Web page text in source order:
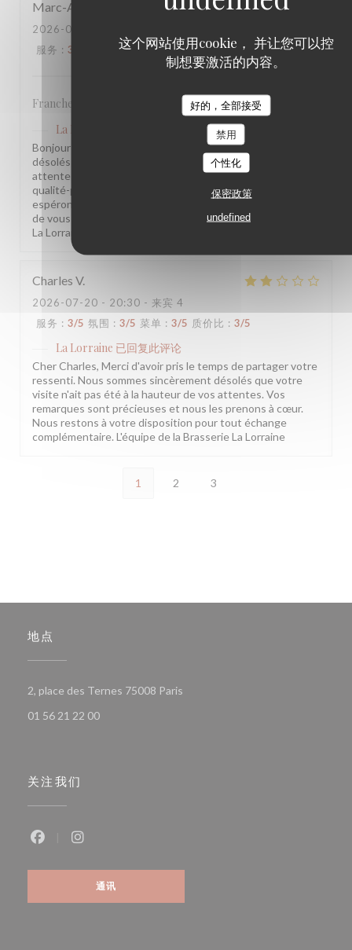
这个网站使用cookie， 并让您可以控
制想要激活的内容。
好的，全部接受
禁用
个性化
保密政策
undefined
Marc-Antoine
2026-07-21
服务 : 3 2/5 菜单: 3/5 质价比: 1 /5
Franchement rien de spécial, j’en attendais beaucoup plus!
La Lorraine
Bonjour Marc-Antoine, Nous sommes sincèrement
désolés que votre visite n'ait pas été à la hauteur de vos
attentes. Vos remarques sur l'ambiance et le rapport
qualité-prix sont notées et transmises à l'équipe. Nous
espérons avoir l'occasion de vous accueillir à nouveau et
de vous surprendre positivement. L'équipe de la Brasserie
La Lorraine
Charles V
2026-07-20 - 20:30 - 来宾 4
服务 : 3/5 氛围 : 3/5 菜单 : 3/5 质价比 : 3/5
La Lorraine 已回复此评论
Cher Charles, Merci d'avoir pris le temps de partager votre
ressenti. Nous sommes sincèrement désolés que votre
visite n'ait pas été à la hauteur de vos attentes. Vos
remarques sont précieuses et nous les prenons à cœur.
Nous restons à votre disposition pour tout échange
complémentaire. L'équipe de la Brasserie La Lorraine
1 2 3
地点
2, place des Ternes 75008 Paris
01 56 21 22 00
关注我们
通讯